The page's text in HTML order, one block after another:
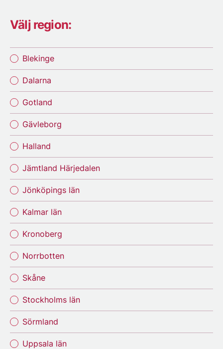
Välj region:
Blekinge
Dalarna
Gotland
Gävleborg
Halland
Jämtland Härjedalen
Jönköpings län
Kalmar län
Kronoberg
Norrbotten
Skåne
Stockholms län
Sörmland
Uppsala län